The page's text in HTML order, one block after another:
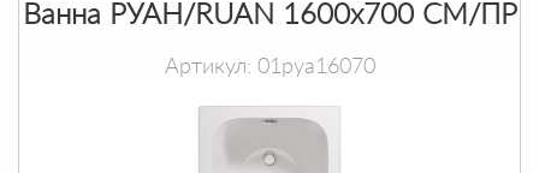
Ванна РУАН/RUAN 1600х700 СМ/ПР
Артикул: 01руа16070